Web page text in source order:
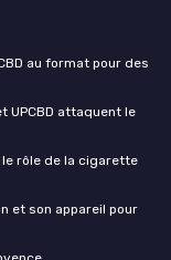
au format pour des
UPCBD attaquent le
rôle de la cigarette
et son appareil pour